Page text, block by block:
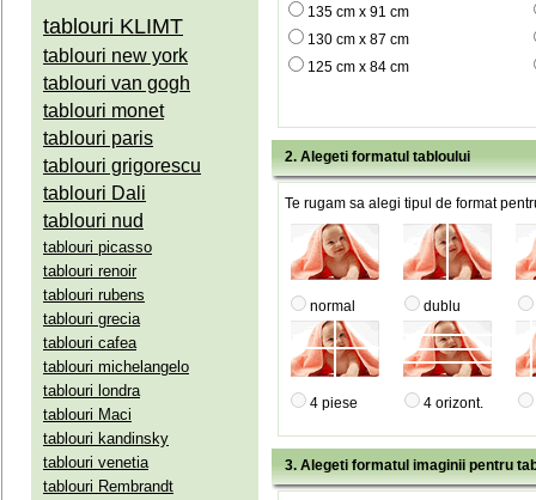
tablouri KLIMT
tablouri new york
tablouri van gogh
tablouri monet
tablouri paris
tablouri grigorescu
tablouri Dali
tablouri nud
tablouri picasso
tablouri renoir
tablouri rubens
tablouri grecia
tablouri cafea
tablouri michelangelo
tablouri londra
tablouri Maci
tablouri kandinsky
tablouri venetia
tablouri Rembrandt
135 cm x 91 cm
130 cm x 87 cm
125 cm x 84 cm
2. Alegeti formatul tabloului
Te rugam sa alegi tipul de format
normal dublu
4 piese 4 orizont.
3. Alegeti formatul imaginii pentru